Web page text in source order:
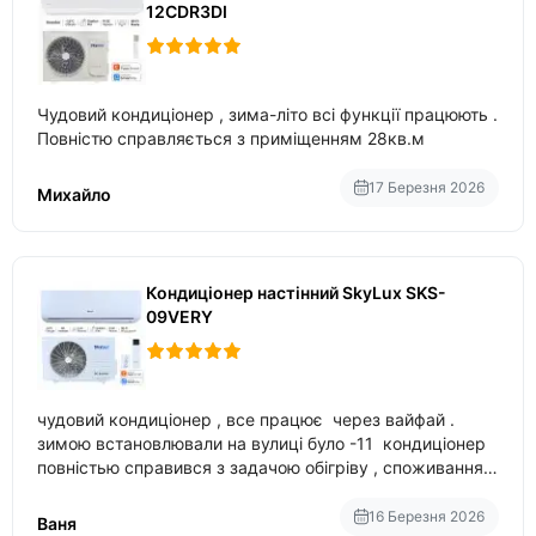
12CDR3DI
Чудовий кондиціонер , зима-літо всі функції працюють .
Повністю справляється з приміщенням 28кв.м
Михайло 17 Березня 2026
Кондиціонер настінний SkyLux SKS-
09VERY
чудовий кондиціонер , все працює через вайфай .
зимою встановлювали на вулиці було -11 кондиціонер
повністью справився з задачою обігріву , споживання
температури
Ваня 16 Березня 2026